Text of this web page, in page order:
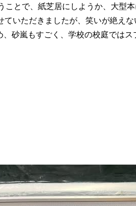
ことで、紙芝居にしようか、大型
いただきましたが、笑いが絶え
、砂嵐もすごく、学校の校庭では